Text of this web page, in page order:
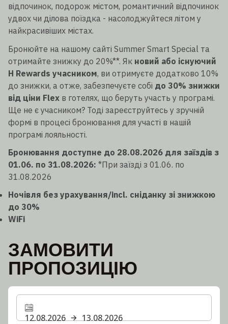
відпочинок, подорож містом, романтичний відпочинок
удвох чи ділова поїздка - насолоджуйтеся літом у
найкрасивіших містах.
Бронюйте на нашому сайті Summer Smart Special та
отримайте знижку до 20%**. Як новий або існуючий
H Rewards учасником, ви отримуєте додатково 10%
до знижки, а отже, забезпечуєте собі до 30% знижки
від ціни Flex в готелях, що беруть участь у програмі.
Ще не є учасником? Тоді зареєструйтесь у зручній
формі в процесі бронювання для участі в нашій
програмі лояльності.
Бронювання доступне до 28.08.2026 для заїздів з
01.06. по 31.08.2026: *При заїзді з 01.06. по
31.08.2026
Ночівля без урахування/incl. сніданку зі знижкою
до 30%
WiFi
ЗАМОВИТИ
ПРОПОЗИЦІЮ
12.08.2026
13.08.2026